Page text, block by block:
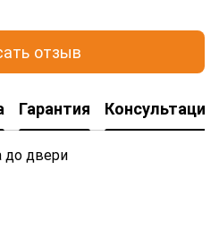
отзыв
Гарантия Консультация
до двери